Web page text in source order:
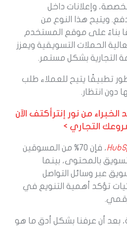
وإعلانات داخل
ويتيح هذا النوع من
بناءً على موقع المستخدم
الحملات التسويقية ويعزز
التجارية بشكل مستمر.
تطبيقًا يتيح للعملاء طلب
دون انتظار.
من نور إنترأكتف الآن
التجاري >
، فإن 70% من المسوقين
بالمحتوى، بينما
التسويق عبر وسائل التواصل
تؤكد أهمية التنويع في
بعد أن عرفنا بشكل أدق ما هو